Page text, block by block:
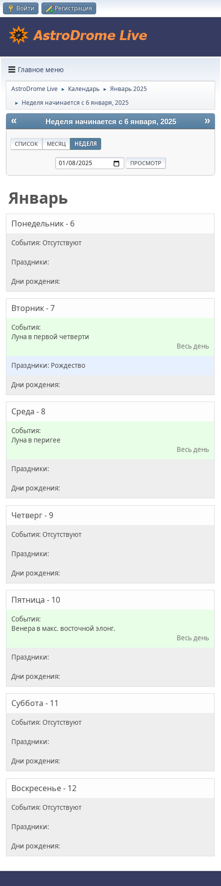
Войти Регистрация
Главное меню
AstroDrome Live ► Календарь ► Январь 2025
► Неделя начинается с 6 января, 2025
« »
Неделя начинается с 6 января, 2025
СПИСОК МЕСЯЦ НЕДЕЛЯ
Январь
Понедельник - 6
Вторник - 7
Луна в первой четверти
Весь день
Рождество
Среда - 8
Луна в перигее
Весь день
Четверг - 9
Пятница - 10
Венера в макс. восточной элонг.
Весь день
Суббота - 11
Воскресенье - 12